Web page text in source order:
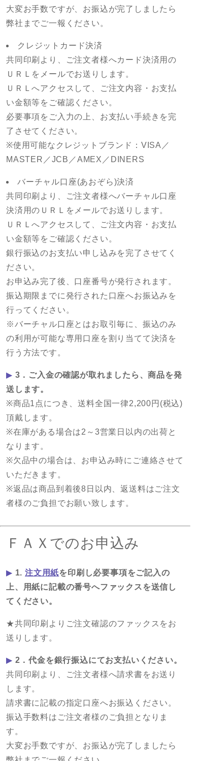
大変お手数ですが、お振込が完了しましたら
弊社までご一報ください。
クレジットカード決済
共同印刷より、ご注文者様へカード決済用の
ＵＲＬをメールでお送りします。
ＵＲＬへアクセスして、ご注文内容・お支払
い金額等をご確認ください。
必要事項をご入力の上、お支払い手続きを完
了させてください。
※使用可能なクレジットブランド：VISA／
MASTER／JCB／AMEX／DINERS
バーチャル口座(あおぞら)決済
共同印刷より、ご注文者様へバーチャル口座
決済用のＵＲＬをメールでお送りします。
ＵＲＬへアクセスして、ご注文内容・お支払
い金額等をご確認ください。
銀行振込のお支払い申し込みを完了させてく
ださい。
お申込み完了後、口座番号が発行されます。
振込期限までに発行された口座へお振込みを
行ってください。
※バーチャル口座とはお取引毎に、振込のみ
の利用が可能な専用口座を割り当てて決済を
行う方法です。
▶ 3．ご入金の確認が取れましたら、商品を発
送します。
※商品1点につき、送料全国一律2,200円(税込)
頂戴します。
※在庫がある場合は2～3営業日以内の出荷と
なります。
※欠品中の場合は、お申込み時にご連絡させて
いただきます。
※返品は商品到着後8日以内、返送料はご注文
者様のご負担でお願い致します。
ＦＡＸでのお申込み
▶ 1.注文用紙を印刷し必要事項をご記入の
上、用紙に記載の番号へファックスを送信し
てください。
★共同印刷よりご注文確認のファックスをお
送りします。
▶ 2．代金を銀行振込にてお支払いください。
共同印刷より、ご注文者様へ請求書をお送り
します。
請求書に記載の指定口座へお振込ください。
振込手数料はご注文者様のご負担となりま
す。
大変お手数ですが、お振込が完了しましたら